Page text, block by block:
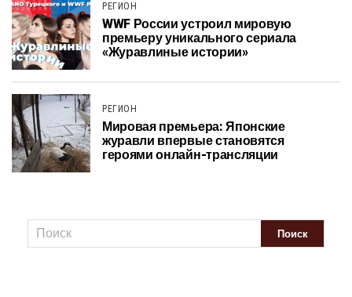
РЕГИОН
WWF России устроил мировую
премьеру уникального сериала
«Журавлиные истории»
РЕГИОН
Мировая премьера: Японские
журавли впервые становятся
героями онлайн-трансляции